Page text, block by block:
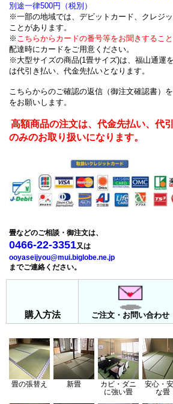
別途一律500円（税別）
※一部の地域では、デビットカード、クレジ
ことがあります。
※ こちらからカードの番号等をお聞きするこ
配達時にカードをご用意ください。
※ 大型サイズの商品(1畳サイズ)は、福山通運
は代引き払い、代金先払いとなります。
こちらからのご確認の返信（御注文確認書）
をお願いします。
高額商品の注文は、代金先払い、代
のみのお取り扱いになります。
畳などのご相談・御注文は、
0466-22-3351又は
ooyaseijyou@mui.biglobe.ne.jp
までご連絡ください。
購入方法 ご注文・お問い合わせ
畳の張替え 新畳
カビ・ダニ
に強い畳
安心・
な畳